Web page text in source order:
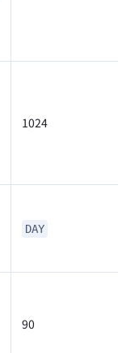
1024
DAY
90